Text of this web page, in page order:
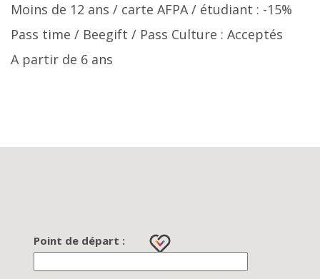
Moins de 12 ans / carte AFPA / étudiant : -15%
Pass time / Beegift / Pass Culture : Acceptés
A partir de 6 ans
Point de départ :